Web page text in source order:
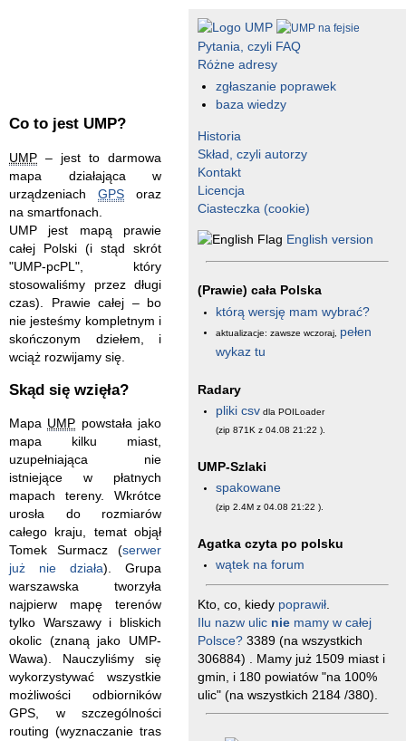
Pytania, czyli FAQ
Różne adresy
zgłaszanie poprawek
baza wiedzy
Historia
Skład, czyli autorzy
Kontakt
Licencja
Ciasteczka (cookie)
English version
(Prawie) cała Polska
którą wersję mam wybrać?
aktualizacje: zawsze wczoraj, pełen
wykaz tu
Radary
pliki csv dla POILoader
(zip 871K z 04.08 21:22 ).
UMP-Szlaki
spakowane
(zip 2.4M z 04.08 21:22 ).
Agatka czyta po polsku
wątek na forum
Kto, co, kiedy poprawił
Ilu nazw ulic nie mamy w całej
Polsce? 3389 (na wszystkich
306884) . Mamy już 1509 miast i
gmin, i 180 powiatów "na 100%
ulic" (na wszystkich 2184 /380).
Co to jest UMP?
UMP – jest to darmowa
mapa działająca w
urządzeniach GPS
oraz
na smartfonach.
UMP jest mapą prawie
całej Polski (i stąd skrót
"UMP-pcPL", który
stosowaliśmy przez długi
czas). Prawie całej – bo
nie jesteśmy kompletnym i
skończonym dziełem, i
wciąż rozwijamy się.
Skąd się wzięła?
Mapa UMP powstała jako
mapa kilku miast,
uzupełniająca nie
istniejące w płatnych
mapach tereny. Wkrótce
urosła do rozmiarów
całego kraju, temat objął
Tomek Surmacz (serwer
już nie działa). Grupa
warszawska tworzyła
najpierw mapę terenów
tylko Warszawy i bliskich
okolic (znaną jako UMP-
Wawa). Nauczyliśmy się
wykorzystywać wszystkie
możliwości odbiorników
GPS, w szczególności
routing (wyznaczanie tras